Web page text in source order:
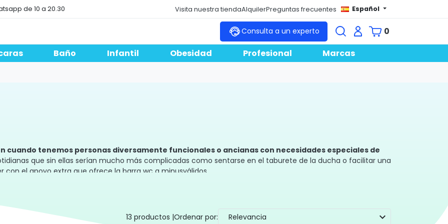
de 10 a 20.30 Visita nuestra tiendaAlquilerPreguntas frecuentes Español
Consulta a un experto
0
Baño Infantil Obesidad Profesional Marcas
cuando tenemos personas diversamente funcionales o ancianas con necesidades especiales de
que sin ellas serían mucho más complicadas como sentarse en el taburete de la ducha o facilitar una
el apoyo extra que ofrece la barra wc a minusválidos.
presentamos en esta sección de nuestra web.
13 productos |Ordenar por: Relevancia expand_more